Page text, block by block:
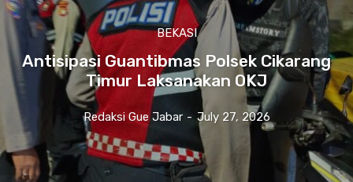
BEKASI
Antisipasi Guantibmas Polsek Cikarang
Timur Laksanakan OKJ
Redaksi Gue Jabar - July 27, 2026